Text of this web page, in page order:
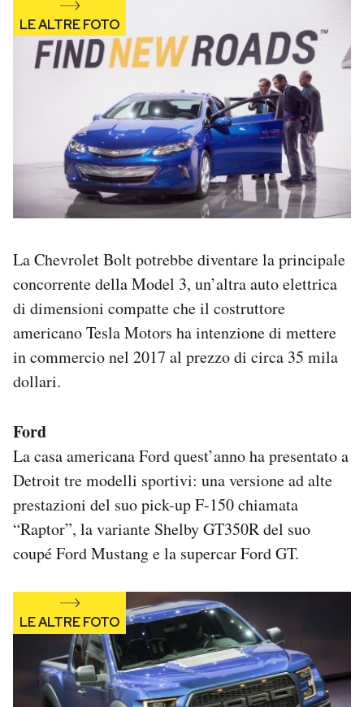
La Chevrolet Bolt potrebbe diventare la principale
concorrente della Model 3, un’altra auto elettrica
di dimensioni compatte che il costruttore
americano Tesla Motors ha intenzione di mettere
in commercio nel 2017 al prezzo di circa 35 mila
dollari.
Ford
La casa americana Ford quest’anno ha presentato a
Detroit tre modelli sportivi: una versione ad alte
prestazioni del suo pick-up F-150 chiamata
“Raptor”, la variante Shelby GT350R del suo
coupé Ford Mustang e la supercar Ford GT.